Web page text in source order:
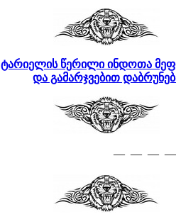
ტარიელის წერილი ინდოთა
და გამარჯვებით
— — —